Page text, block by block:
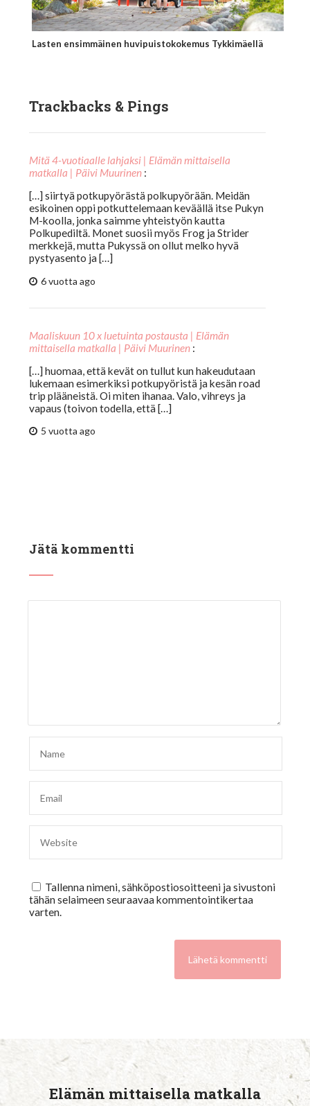
Lasten ensimmäinen huvipuistokokemus Tykkimäellä
Trackbacks & Pings
Mitä 4-vuotiaalle lahjaksi | Elämän mittaisella
matkalla | Päivi Muurinen :
[…] siirtyä potkupyörästä polkupyörään. Meidän
esikoinen oppi potkuttelemaan keväällä itse Pukyn
M-koolla, jonka saimme yhteistyön kautta
Polkupediltä. Monet suosii myös Frog ja Strider
merkkejä, mutta Pukyssä on ollut melko hyvä
pystyasento ja […]
6 vuotta ago
Maaliskuun 10 x luetuinta postausta | Elämän
mittaisella matkalla | Päivi Muurinen :
[…] huomaa, että kevät on tullut kun hakeudutaan
lukemaan esimerkiksi potkupyöristä ja kesän road
trip plääneistä. Oi miten ihanaa. Valo, vihreys ja
vapaus (toivon todella, että […]
5 vuotta ago
Jätä kommentti
Tallenna nimeni, sähköpostiosoitteeni ja sivustoni
tähän selaimeen seuraavaa kommentointikertaa
varten.
Elämän mittaisella matkalla